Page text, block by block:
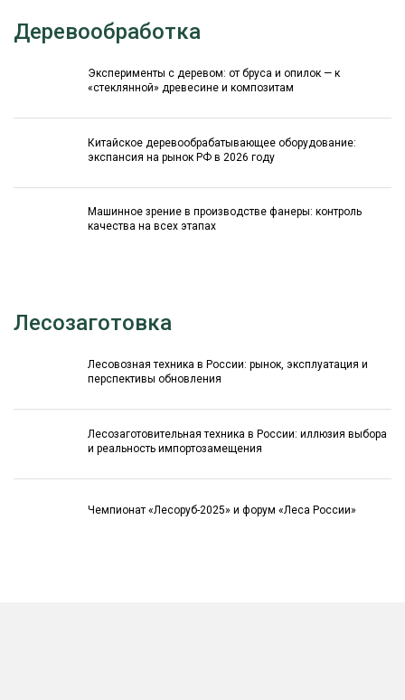
Деревообработка
Эксперименты с деревом: от бруса и опилок — к
«стеклянной» древесине и композитам
Китайское деревообрабатывающее оборудование:
экспансия на рынок РФ в 2026 году
Машинное зрение в производстве фанеры: контроль
качества на всех этапах
Лесозаготовка
Лесовозная техника в России: рынок, эксплуатация и
перспективы обновления
Лесозаготовительная техника в России: иллюзия выбора
и реальность импортозамещения
Чемпионат «Лесоруб-2025» и форум «Леса России»